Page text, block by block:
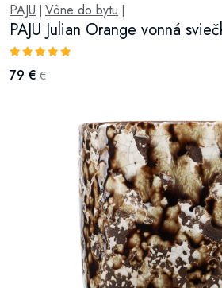
PAJU Vône do bytu
PAJU Julian Orange vonná
79 € €